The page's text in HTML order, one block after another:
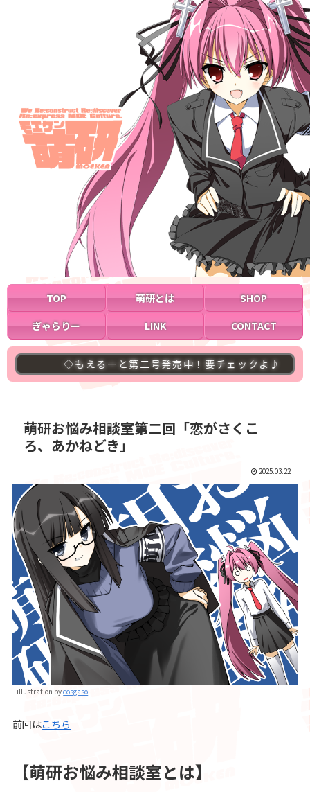
TOP 萌研とは
SHOP
ぎゃらりー
LINK CONTACT
◇もえるーと第二号発売中！要チェックよ♪ ◇萌研
萌研お悩み相談室第二回「恋がさくこ
ろ、あかねどき」
2025.03.22
illustration bycosgaso
前回はこちら
【萌研お悩み相談室とは】